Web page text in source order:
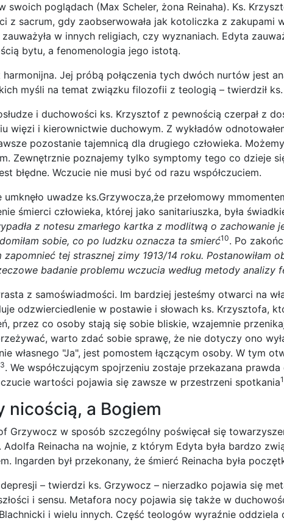
swoich poglądach (Max Scheler, żona Reinaha). Ks.
z sacrum, gdy zaobserwowała jak kotoliczka z
w innych religiach, czy wyznaniach. Edyta
bytu, a fenomenologia jego istotą.
harmonijna. Jej próbą połączenia tych dwóch nurtów jest
myśli na temat związku filozofii z teologią – twierdził
i duchowości ks. Krzysztof z pewnością czerpał z
więzi i kierownictwie duchowym. Z wykładów
pozostanie tajemnicą dla drugiego człowieka.
Zewnętrznie poznajemy tylko symptomy tego co dzieje
błędne. Wczucie nie musi być od razu współczuciem.
umknęło uwadze ks.Grzywocza,że przełomowy
śmierci człowieka, której jako sanitariuszka, była
z notesu zmarłego kartka z modlitwą o zachowanie
sobie, co po ludzku oznacza ta smierć10. Po
zapomnieć tej strasznej zimy 1913/14 roku. Postanowiłam
badanie problemu wczucia według metody analizy
z samoświadmości. Im bardziej jesteśmy otwarci na
odzwierciedlenie w postawie i słowach ks. Krzysztofa,
przez co osoby stają się sobie bliskie, wzajemnie
warto zdać sobie sprawę, że nie dotyczy ono
własnego "Ja", jest pomostem łączącym osoby. W tym
. We współczującym spojrzeniu zostaje przekazana
wartości pojawia się zawsze w przestrzeni spotkania
nicością, a Bogiem
Grzywocz w sposób szczególny poświęcał się
Adolfa Reinacha na wojnie, z którym Edyta była bardzo
Ingarden był przekonany, że śmierć Reinacha była
– twierdzi ks. Grzywocz – nierzadko pojawia się
i sensu. Metafora nocy pojawia się także w
i wielu innych. Część teologów wyraźnie